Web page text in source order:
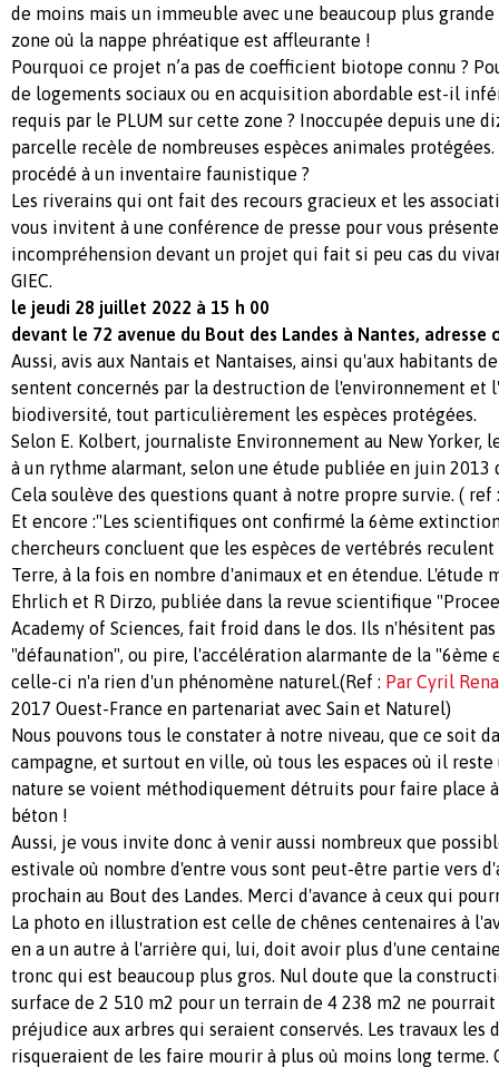
de moins mais un immeuble avec une beaucoup plus
zone où la nappe phréatique est affleurante !
Pourquoi ce projet n’a pas de coefficient biotope connu ?
de logements sociaux ou en acquisition abordable est-il
requis par le PLUM sur cette zone ? Inoccupée depuis une
parcelle recèle de nombreuses espèces animales protégées.
procédé à un inventaire faunistique ?
Les riverains qui ont fait des recours gracieux et les
vous invitent à une conférence de presse pour vous
incompréhension devant un projet qui fait si peu cas du
GIEC.
le jeudi 28 juillet 2022 à 15 h 00
devant le 72 avenue du Bout des Landes à Nantes,
Aussi, avis aux Nantais et Nantaises, ainsi qu'aux habitants
sentent concernés par la destruction de l'environnement et
biodiversité, tout particulièrement les espèces protégées.
Selon E. Kolbert, journaliste Environnement au New Yorker,
à un rythme alarmant, selon une étude publiée en juin 2013
Cela soulève des questions quant à notre propre survie. ( ref
Et encore :"Les scientifiques ont confirmé la 6ème extinction
chercheurs concluent que les espèces de vertébrés
Terre, à la fois en nombre d'animaux et en étendue. L'étude
Ehrlich et R Dirzo, publiée dans la revue scientifique
Academy of Sciences, fait froid dans le dos. Ils n'hésitent
"défaunation", ou pire, l'accélération alarmante de la "6ème
celle-ci n'a rien d'un phénomène naturel.(Ref : Par Cyril
2017 Ouest-France en partenariat avec Sain et Naturel)
Nous pouvons tous le constater à notre niveau, que ce soit
campagne, et surtout en ville, où tous les espaces où il
nature se voient méthodiquement détruits pour faire place
béton !
Aussi, je vous invite donc à venir aussi nombreux que
estivale où nombre d'entre vous sont peut-être partie vers
prochain au Bout des Landes. Merci d'avance à ceux qui
La photo en illustration est celle de chênes centenaires à
en a un autre à l'arrière qui, lui, doit avoir plus d'une
tronc qui est beaucoup plus gros. Nul doute que la
surface de 2 510 m2 pour un terrain de 4 238 m2 ne
préjudice aux arbres qui seraient conservés. Les travaux les
risqueraient de les faire mourir à plus où moins long terme.